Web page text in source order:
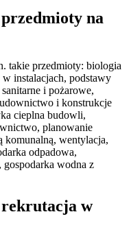
na
takie przedmioty: biologia
instalacjach, podstawy
i pożarowe,
i konstrukcje
cieplna budowli,
planowanie
komunalną, wentylacja,
odpadowa,
gospodarka wodna z
w